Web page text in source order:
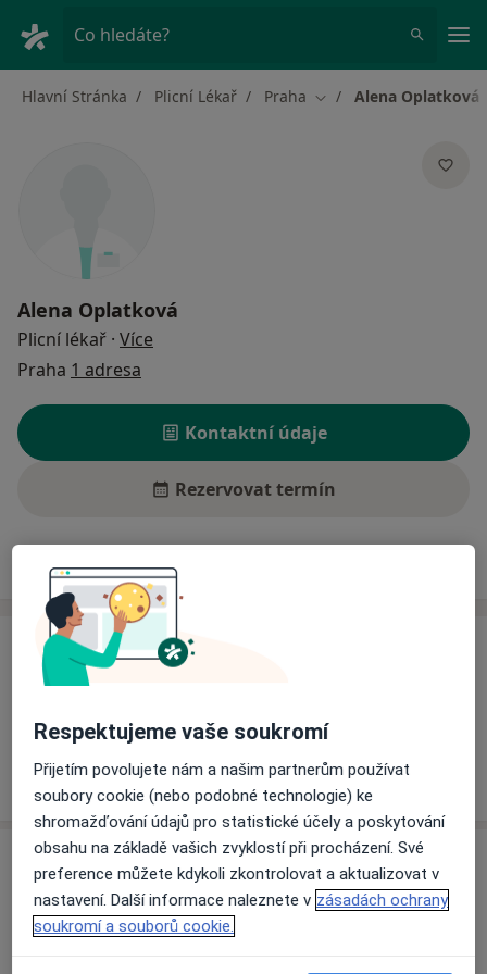
Co hledáte?
Hlavní Stránka Plicní Lékař Praha Změna města
Alena Oplatková
Alena Oplatková
Plicní lékař · Více
Praha 1 adresa
Kontaktní údaje
Rezervovat termín
Ceník Adresy
Ceník
Informace o službách a cenách nejsou k dispozici
Tento specialista ještě nepřidával žádné informace o
svých službách.
Adresa
NZZ v ÚVN
U Vojenské nemocnice 1200,
Respektujeme vaše soukromí
Přijetím povolujete nám a našim partnerům používat
soubory cookie (nebo podobné technologie) ke
shromažďování údajů pro statistické účely a poskytování
obsahu na základě vašich zvyklostí při procházení. Své
preference můžete kdykoli zkontrolovat a aktualizovat v
nastavení. Další informace naleznete v zásadách ochrany
soukromí a souborů cookie.